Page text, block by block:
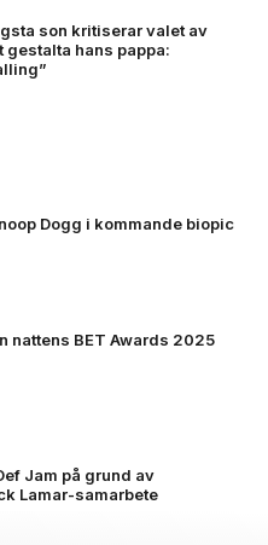
son kritiserar valet av
gestalta hans pappa:
Dogg i kommande biopic
nattens BET Awards 2025
Jam på grund av
Lamar-samarbete